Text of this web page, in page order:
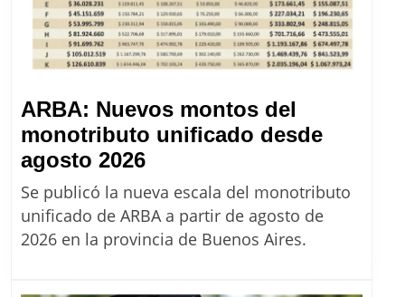
ARBA: Nuevos montos del
monotributo unificado desde
agosto 2026ARBA:
Nuevos
montos
del
Se publicó la nueva escala del monotributo
unificado de ARBA a partir de agosto de
2026 en la provincia de Buenos Aires.